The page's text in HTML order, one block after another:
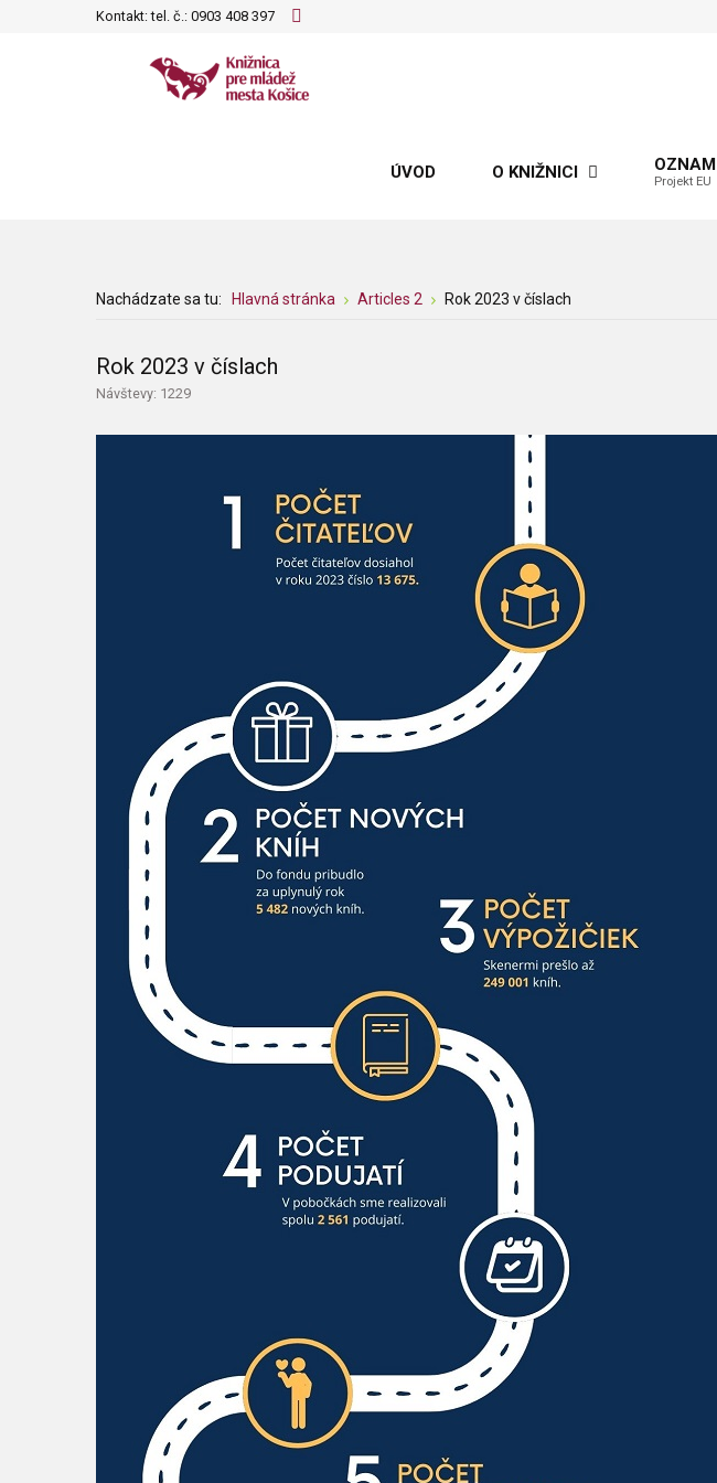
Kontakt: tel. č.: 0903 408 397
ÚVOD O KNIŽNICI OZNAM
Projekt EU
Nachádzate sa tu: Hlavná stránka Articles 2 Rok 2023 v číslach
Rok 2023 v číslach
Návštevy: 1229